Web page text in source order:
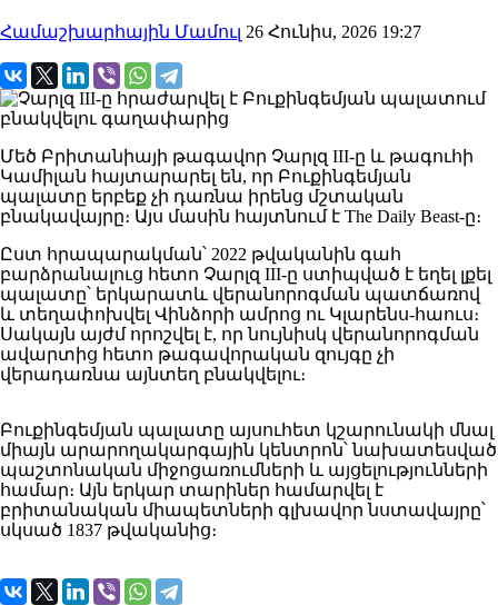
Համաշխարհային Մամուլ 26 Հունիս, 2026 19:27
Մեծ Բրիտանիայի թագավոր Չարլզ III-ը և թագուհի
Կամիլան հայտարարել են, որ Բուքինգեմյան
պալատը երբեք չի դառնա իրենց մշտական
բնակավայրը։ Այս մասին հայտնում է The Daily Beast-ը։
Ըստ հրապարակման՝ 2022 թվականին գահ
բարձրանալուց հետո Չարլզ III-ը ստիպված է եղել լքել
պալատը՝ երկարատև վերանորոգման պատճառով
և տեղափոխվել Վինձորի ամրոց ու Կլարենս-հաուս։
Սակայն այժմ որոշվել է, որ նույնիսկ վերանորոգման
ավարտից հետո թագավորական զույգը չի
վերադառնա այնտեղ բնակվելու։
Բուքինգեմյան պալատը այսուհետ կշարունակի մնալ
միայն արարողակարգային կենտրոն՝ նախատեսված
պաշտոնական միջոցառումների և այցելությունների
համար։ Այն երկար տարիներ համարվել է
բրիտանական միապետների գլխավոր նստավայրը՝
սկսած 1837 թվականից։